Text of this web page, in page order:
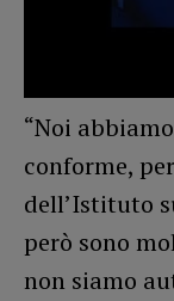
“Noi
conforme,
dell’Istituto
però sono
non siamo